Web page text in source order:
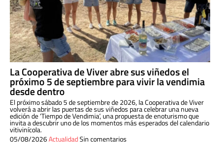
La Cooperativa de Viver abre sus viñedos el
próximo 5 de septiembre para vivir la vendimia
desde dentro
El próximo sábado 5 de septiembre de 2026, la Cooperativa de Viver
volverá a abrir las puertas de sus viñedos para celebrar una nueva
edición de ‘Tiempo de Vendimia’, una propuesta de enoturismo que
invita a descubrir uno de los momentos más esperados del calendario
vitivinícola.
05/08/2026ActualidadSin comentarios